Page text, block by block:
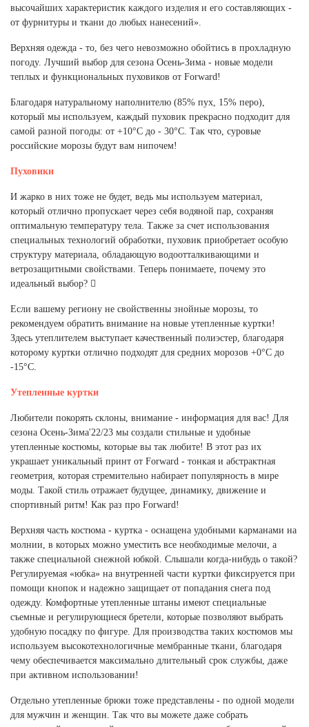
высочайших характеристик каждого изделия и его составляющих -
от фурнитуры и ткани до любых нанесений».
Верхняя одежда - то, без чего невозможно обойтись в прохладную
погоду. Лучший выбор для сезона Осень-Зима - новые модели
теплых и функциональных пуховиков от Forward!
Благодаря натуральному наполнителю (85% пух, 15% перо),
который мы используем, каждый пуховик прекрасно подходит для
самой разной погоды: от +10°С до - 30°С. Так что, суровые
российские морозы будут вам нипочем!
Пуховики
И жарко в них тоже не будет, ведь мы используем материал,
который отлично пропускает через себя водяной пар, сохраняя
оптимальную температуру тела. Также за счет использования
специальных технологий обработки, пуховик приобретает особую
структуру материала, обладающую водоотталкивающими и
ветрозащитными свойствами. Теперь понимаете, почему это
идеальный выбор? 
Если вашему региону не свойственны знойные морозы, то
рекомендуем обратить внимание на новые утепленные куртки!
Здесь утеплителем выступает качественный полиэстер, благодаря
которому куртки отлично подходят для средних морозов +0°С до
-15°С.
Утепленные куртки
Любители покорять склоны, внимание - информация для вас! Для
сезона Осень-Зима'22/23 мы создали стильные и удобные
утепленные костюмы, которые вы так любите! В этот раз их
украшает уникальный принт от Forward - тонкая и абстрактная
геометрия, которая стремительно набирает популярность в мире
моды. Такой стиль отражает будущее, динамику, движение и
спортивный ритм! Как раз про Forward!
Верхняя часть костюма - куртка - оснащена удобными карманами на
молнии, в которых можно уместить все необходимые мелочи, а
также специальной снежной юбкой. Слышали когда-нибудь о такой?
Регулируемая «юбка» на внутренней части куртки фиксируется при
помощи кнопок и надежно защищает от попадания снега под
одежду. Комфортные утепленные штаны имеют специальные
съемные и регулирующиеся бретели, которые позволяют выбрать
удобную посадку по фигуре. Для производства таких костюмов мы
используем высокотехнологичные мембранные ткани, благодаря
чему обеспечивается максимально длительный срок службы, даже
при активном использовании!
Отдельно утепленные брюки тоже представлены - по одной модели
для мужчин и женщин. Так что вы можете даже собрать